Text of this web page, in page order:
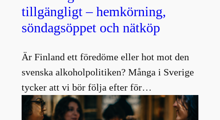
tillgängligt – hemkörning,
söndagsöppet och nätköp
Är Finland ett föredöme eller hot mot den
svenska alkoholpolitiken? Många i Sverige
tycker att vi bör följa efter för…